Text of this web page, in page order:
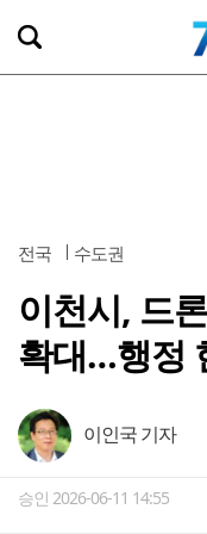
전국 수도권
이천시, 드
확대…행정
이인국 기자
승인 2026-06-11 14:55